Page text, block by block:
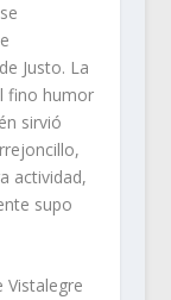
Justo. La
fino humor
sirvió
actividad,
supo
Vistalegre